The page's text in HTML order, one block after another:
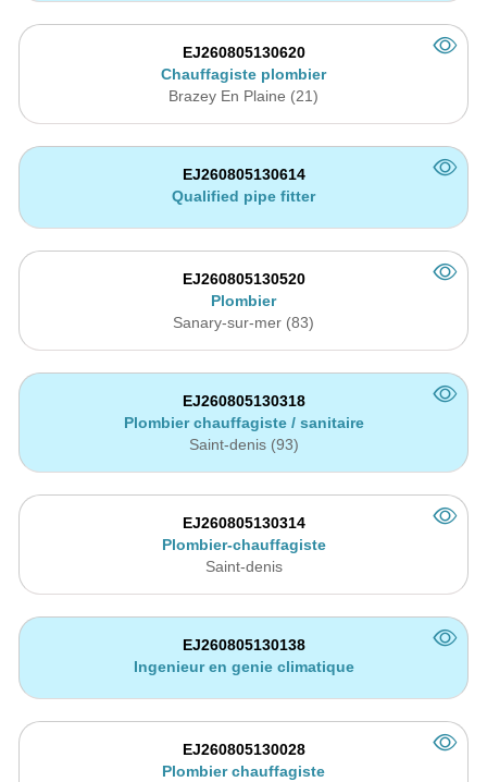
EJ260805130620
Chauffagiste plombier
Brazey En Plaine (21)
EJ260805130614
Qualified pipe fitter
EJ260805130520
Plombier
Sanary-sur-mer (83)
EJ260805130318
Plombier chauffagiste / sanitaire
Saint-denis (93)
EJ260805130314
Plombier-chauffagiste
Saint-denis
EJ260805130138
Ingenieur en genie climatique
EJ260805130028
Plombier chauffagiste